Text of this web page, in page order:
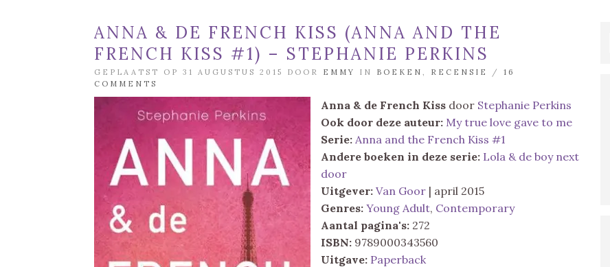
ANNA & DE FRENCH KISS (ANNA AND THE
FRENCH KISS #1) – STEPHANIE PERKINS
GEPLAATST OP 31 AUGUSTUS 2015 DOOR EMMY IN BOEKEN , RECENSIE / 16
COMMENTS
Anna & de French Kiss door Stephanie Perkins
Ook door deze auteur: My true love gave to me
Serie: Anna and the French Kiss #1
Andere boeken in deze serie: Lola & de boy next
door
Uitgever: Van Goor | april 2015
Genres: Young Adult, Contemporary
Aantal pagina's: 272
ISBN: 9789000343560
Uitgave: Paperback